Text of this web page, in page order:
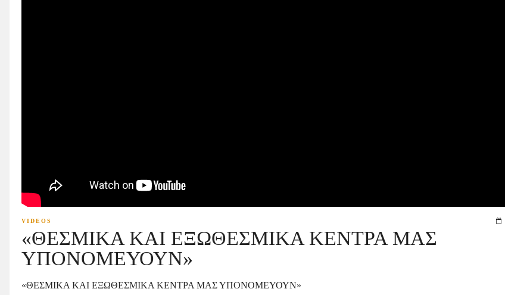
VIDEOS
«ΘΕΣΜΙΚΑ ΚΑΙ ΕΞΩΘΕΣΜΙΚΑ ΚΕΝΤΡΑ ΜΑΣ
ΥΠΟΝΟΜΕΥΟΥΝ»
«ΘΕΣΜΙΚΑ ΚΑΙ ΕΞΩΘΕΣΜΙΚΑ ΚΕΝΤΡΑ ΜΑΣ ΥΠΟΝΟΜΕΥΟΥΝ»